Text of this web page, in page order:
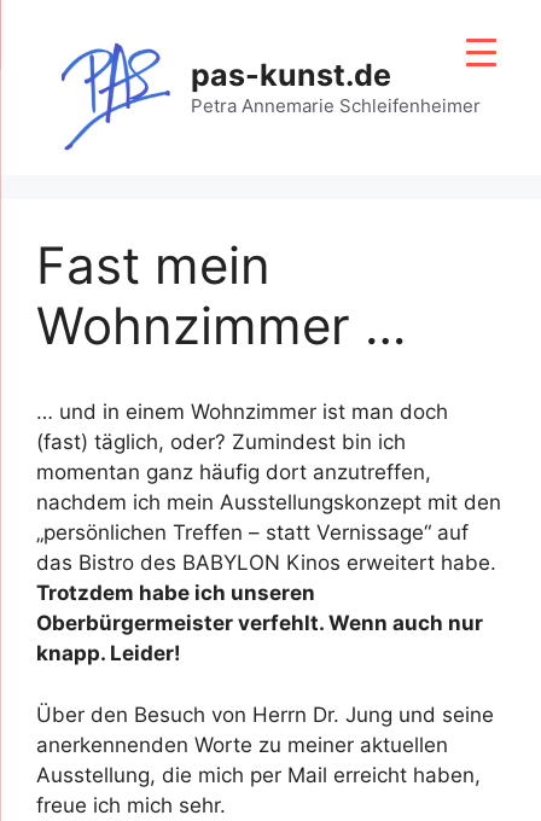
springen
pas-kunst.de
Petra Annemarie Schleifenheimer
Fast mein
Wohnzimmer …
… und in einem Wohnzimmer ist man doch
(fast) täglich, oder? Zumindest bin ich
momentan ganz häufig dort anzutreffen,
nachdem ich mein Ausstellungskonzept mit den
„persönlichen Treffen – statt Vernissage“ auf
das Bistro des BABYLON Kinos erweitert habe.
Trotzdem habe ich unseren
Oberbürgermeister verfehlt. Wenn auch nur
knapp. Leider!
Über den Besuch von Herrn Dr. Jung und seine
anerkennenden Worte zu meiner aktuellen
Ausstellung, die mich per Mail erreicht haben,
freue ich mich sehr.